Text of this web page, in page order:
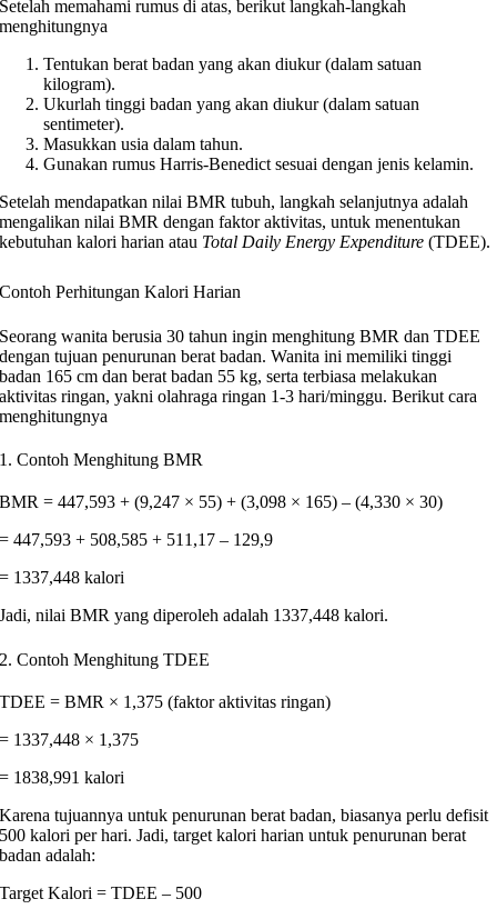
Setelah memahami rumus di atas, berikut langkah-langkah
menghitungnya
Tentukan berat badan yang akan diukur (dalam satuan
kilogram).
Ukurlah tinggi badan yang akan diukur (dalam satuan
sentimeter).
Masukkan usia dalam tahun.
Gunakan rumus Harris-Benedict sesuai dengan jenis kelamin.
Setelah mendapatkan nilai BMR tubuh, langkah selanjutnya adalah
mengalikan nilai BMR dengan faktor aktivitas, untuk menentukan
kebutuhan kalori harian atau Total Daily Energy Expenditure (TDEE).
Contoh Perhitungan Kalori Harian
Seorang wanita berusia 30 tahun ingin menghitung BMR dan TDEE
dengan tujuan penurunan berat badan. Wanita ini memiliki tinggi
badan 165 cm dan berat badan 55 kg, serta terbiasa melakukan
aktivitas ringan, yakni olahraga ringan 1-3 hari/minggu. Berikut cara
menghitungnya
1. Contoh Menghitung BMR​
BMR = 447,593 + (9,247 × 55) + (3,098 × 165) – (4,330 × 30)
= 447,593 + 508,585 + 511,17 – 129,9
= 1337,448 kalori
Jadi, nilai BMR yang diperoleh adalah 1337,448 kalori.
2. Contoh Menghitung TDEE
TDEE = BMR × 1,375 (faktor aktivitas ringan)
= 1337,448 × 1,375
= 1838,991 kalori
Karena tujuannya untuk penurunan berat badan, biasanya perlu defisit
500 kalori per hari. Jadi, target kalori harian untuk penurunan berat
badan adalah:
Target Kalori = TDEE – 500